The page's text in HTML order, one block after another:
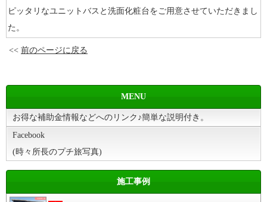
ピッタリなユニットバスと洗面化粧台をご用意させていただきまし
た。
<< 前のページに戻る
MENU
お得な補助金情報などへのリンク♪簡単な説明付き。
Facebook
(時々所長のプチ旅写真)
施工事例